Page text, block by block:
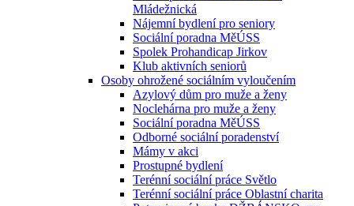
Mládežnická
Nájemní bydlení pro seniory
Sociální poradna MěÚSS
Spolek Prohandicap Jirkov
Klub aktivních seniorů
Osoby ohrožené sociálním vyloučením
Azylový dům pro muže a ženy
Noclehárna pro muže a ženy
Sociální poradna MěÚSS
Odborné sociální poradenství
Mámy v akci
Prostupné bydlení
Terénní sociální práce Světlo
Terénní sociální práce Oblastní charita